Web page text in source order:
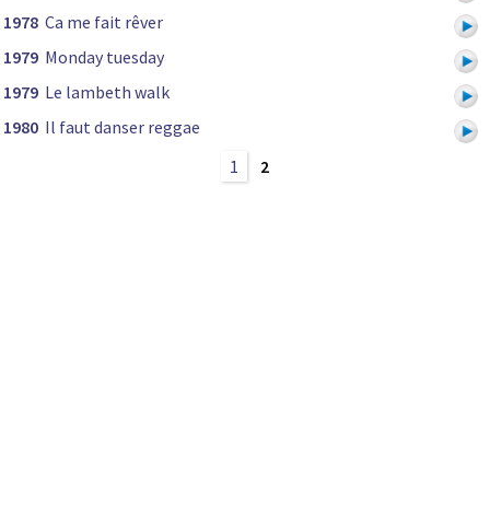
1978 Ca me fait rêver
1979 Monday tuesday
1979 Le lambeth walk
1980 Il faut danser reggae
1
2